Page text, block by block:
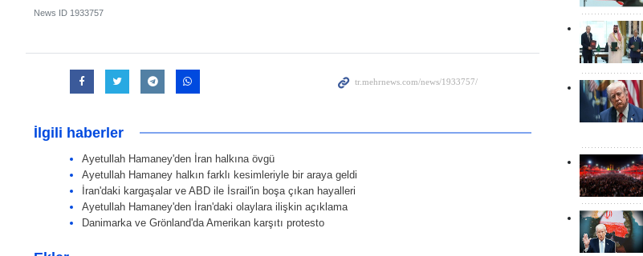
News ID 1933757
İlgili haberler
Ayetullah Hamaney'den İran halkına övgü
Ayetullah Hamaney halkın farklı kesimleriyle bir araya geldi
İran'daki kargaşalar ve ABD ile İsrail'in boşa çıkan hayalleri
Ayetullah Hamaney'den İran'daki olaylara ilişkin açıklama
Danimarka ve Grönland'da Amerikan karşıtı protesto